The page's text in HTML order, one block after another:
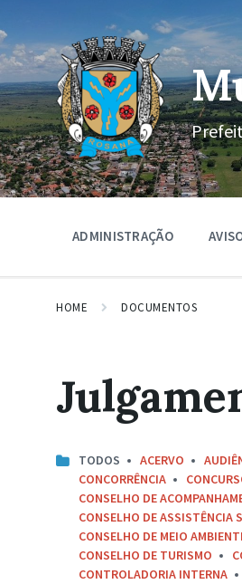
o
conteúdo
a
navegação
principal
o
rodapé
ADMINISTRAÇÃO
HOME DOCUMENTOS
TODOS ACERVO
CONCORRÊNCIA
CONSELHO DE
CONSELHO DE ASSISTÊNCIA
CONSELHO DE MEIO
CONSELHO DE TURISMO
CONTROLADORIA INTERNA